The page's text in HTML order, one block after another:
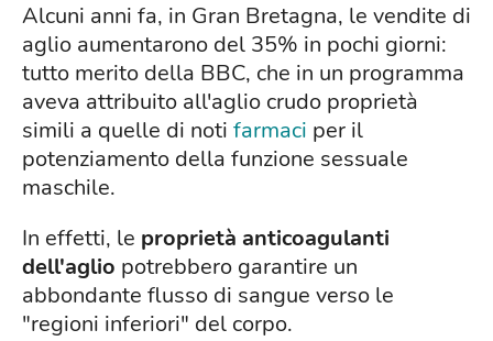
Alcuni anni fa, in Gran Bretagna, le vendite di
aglio aumentarono del 35% in pochi giorni:
tutto merito della BBC, che in un programma
aveva attribuito all'aglio crudo proprietà
simili a quelle di noti farmaci per il
potenziamento della funzione sessuale
maschile.
In effetti, le proprietà anticoagulanti
dell'aglio potrebbero garantire un
abbondante flusso di sangue verso le
"regioni inferiori" del corpo.